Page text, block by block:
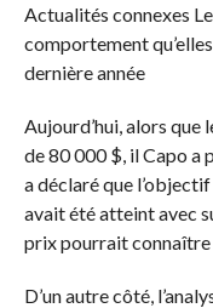
Actualités connexes
comportement
dernière année
Aujourd’hui, alors que
de 80 000 $, il Capo a
a déclaré que
avait été atteint avec
prix pourrait connaître
D’un autre côté,